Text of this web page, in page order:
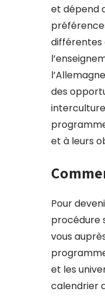
et dépend
différentes
des
et à leurs
Pour
procédure
vous
et les
calendrier